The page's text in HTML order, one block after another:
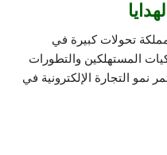
تحولات كبيرة في
المستهلكين والتطورات
نمو التجارة الإلكترونية في